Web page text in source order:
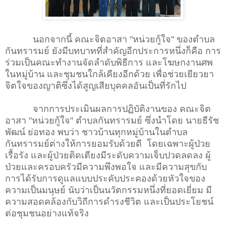
นอกจากนี้ คณะจิตอาสา "หน่วยกู้ใจ" ของตำบล
กันทรารมย์ ยังมีบทบาทที่สำคัญอีกประการหนึ่งก็คือ การ
ร่วมเป็นคณะทำงานจัดลำดับพิธีการ และโฆษกงานศพ
ในหมู่บ้าน และชุมชนใกล้เคียงอีกด้วย เพื่อช่วยเยียวยา
จิตใจของญาติซึ่งได้สูญเสียบุคคลอันเป็นที่รักไป
จากการประเมินผลการปฏิบัติงานของ คณะจิต
อาสา "หน่วยกู้ใจ" ตำบลกันทรารมย์ ซึ่งนำโดย นายธีรัช
พัฒน์ ย่อทอง พบว่า ชาวบ้านทุกหมู่บ้านในตำบล
กันทรารมย์ต่างให้การยอมรับด้วยดี โดยเฉพาะผู้ป่วย
เรื้อรัง และผู้ป่วยติดเตียงมีระดับความเจ็บปวดลดลง ผู้
ป่วยและครอบครัวมีความพึงพอใจ และมีความสุขกับ
การได้รับการดูแลแบบประคับประคองด้วยหัวใจของ
ความเป็นมนุษย์ นับว่าเป็นนวัตกรรมหนึ่งที่ยอดเยี่ยม มี
ความสอดคล้องกับวิถีการดำรงชีวิต และเป็นประโยชน์
ต่อชุมชนอย่างแท้จริง